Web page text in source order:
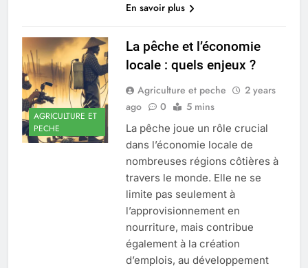
En savoir plus
AGRICULTURE ET
PECHE
La pêche et l’économie
locale : quels enjeux ?
Agriculture et peche
2 years
ago
0 5 mins
La pêche joue un rôle crucial
dans l’économie locale de
nombreuses régions côtières à
travers le monde. Elle ne se
limite pas seulement à
l’approvisionnement en
nourriture, mais contribue
également à la création
d’emplois, au développement